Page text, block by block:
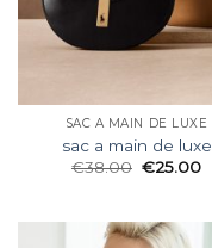
SAC A MAIN DE LUXE
sac a main de luxe
€38.00 €25.00